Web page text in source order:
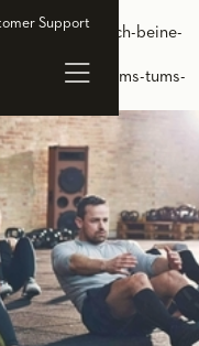
cl/bauch-beine-
DE"
cl/legs-bums-tums-
Support